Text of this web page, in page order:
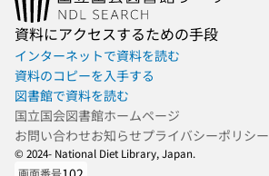
資料にアクセスするための手段
インターネットで資料を読む
資料のコピーを入手する
図書館で資料を読む
国立国会図書館ホームページ
お問い合わせお知らせプライバシーポリシー
© 2024- National Diet Library, Japan.
画面番号